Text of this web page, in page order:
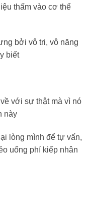
thấm vào cơ thể
bởi vô tri, vô năng
biết
với sự thật mà vì nó
này
lòng mình để tự vấn,
uổng phí kiếp nhân